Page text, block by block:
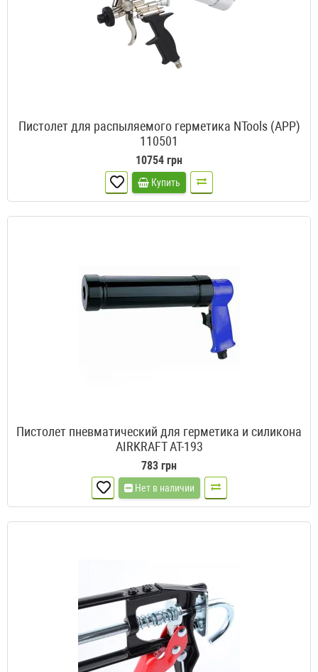
Пистолет для распыляемого герметика NTools (APP)
110501
10754 грн
Купить
Пистолет пневматический для герметика и силикона
AIRKRAFT AT-193
783 грн
Нет в наличии